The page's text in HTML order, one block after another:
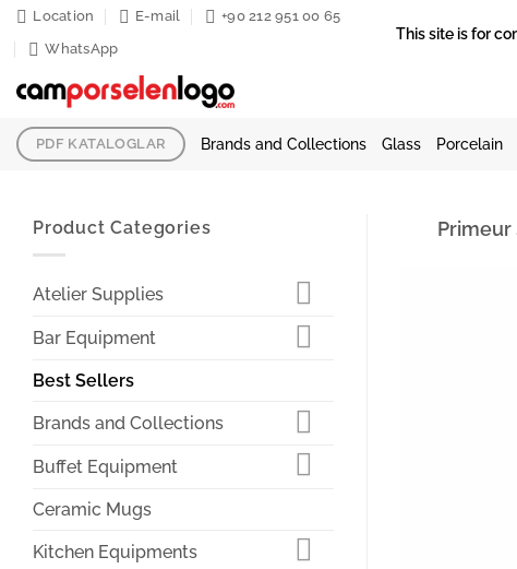
Skip
to
Location E-mail
+90 212 951 00 65
WhatsApp
This site is for
PDF KATALOGLAR Brands and Collections Glass Porcelain
Product Categories
Atelier Supplies
Bar Equipment
Best Sellers
Brands and Collections
Buffet Equipment
Ceramic Mugs
Kitchen Equipments
Primeur